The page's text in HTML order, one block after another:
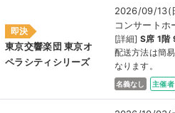
即決
東京交響楽団 東京オ
ペラシティシリーズ
2026/09/13(
コンサートホ
[詳細]S席 1階
配送方法は簡
なります。
名義なし 主催者